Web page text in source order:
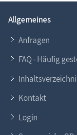
Allgemeines
Anfragen
FAQ - Häufig
Kontakt
Login